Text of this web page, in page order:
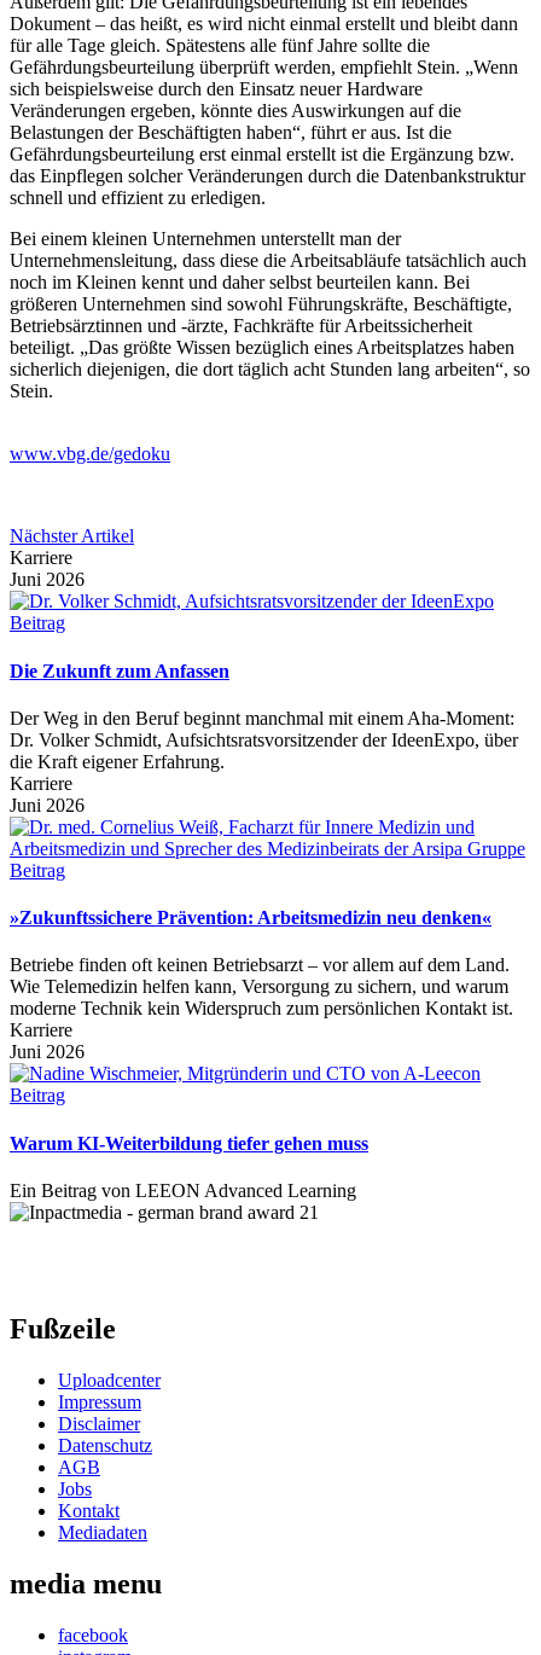
Dokument – das heißt, es wird nicht einmal erstellt und bleibt dann
für alle Tage gleich. Spätestens alle fünf Jahre sollte die
Gefährdungsbeurteilung überprüft werden, empfiehlt Stein. „Wenn
sich beispielsweise durch den Einsatz neuer Hardware
Veränderungen ergeben, könnte dies Auswirkungen auf die
Belastungen der Beschäftigten haben“, führt er aus. Ist die
Gefährdungsbeurteilung erst einmal erstellt ist die Ergänzung bzw.
das Einpflegen solcher Veränderungen durch die Datenbankstruktur
schnell und effizient zu erledigen.
Bei einem kleinen Unternehmen unterstellt man der
Unternehmensleitung, dass diese die Arbeitsabläufe tatsächlich auch
noch im Kleinen kennt und daher selbst beurteilen kann. Bei
größeren Unternehmen sind sowohl Führungskräfte, Beschäftigte,
Betriebsärztinnen und -ärzte, Fachkräfte für Arbeitssicherheit
beteiligt. „Das größte Wissen bezüglich eines Arbeitsplatzes haben
sicherlich diejenigen, die dort täglich acht Stunden lang arbeiten“, so
Stein.
www.vbg.de/gedoku
Nächster Artikel
Karriere
Juni 2026
Beitrag
Die Zukunft zum Anfassen
Der Weg in den Beruf beginnt manchmal mit einem Aha-Moment:
Dr. Volker Schmidt, Aufsichtsratsvorsitzender der IdeenExpo, über
die Kraft eigener Erfahrung.
Karriere
Juni 2026
Beitrag
»Zukunftssichere Prävention: Arbeitsmedizin neu denken«
Betriebe finden oft keinen Betriebsarzt – vor allem auf dem Land.
Wie Telemedizin helfen kann, Versorgung zu sichern, und warum
moderne Technik kein Widerspruch zum persönlichen Kontakt ist.
Karriere
Juni 2026
Beitrag
Warum KI-Weiterbildung tiefer gehen muss
Ein Beitrag von LEEON Advanced Learning
Fußzeile
Uploadcenter
Impressum
Disclaimer
Datenschutz
AGB
Jobs
Kontakt
Mediadaten
media menu
facebook